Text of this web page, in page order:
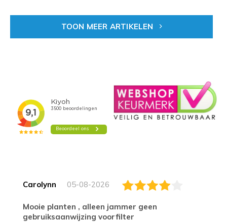
TOON MEER ARTIKELEN
Carolynn 05-08-2026
Mooie planten , alleen jammer geen
gebruiksaanwijzing voorfilter